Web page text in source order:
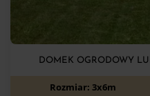
DOMEK OGRODOWY
11 700
Rozmiar: 3x6m